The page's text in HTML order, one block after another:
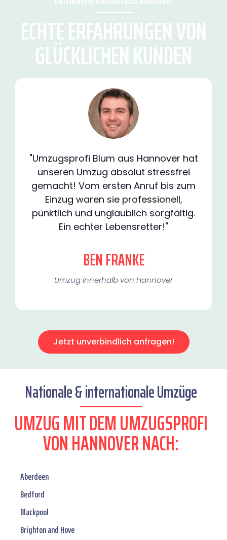
ECHTE ERFAHRUNGEN VON
GLÜCKLICHEN KUNDEN
"Umzugsprofi Blum aus Hannover hat
unseren Umzug absolut stressfrei
gemacht! Vom ersten Anruf bis zum
Einzug waren sie professionell,
pünktlich und unglaublich sorgfältig.
Ein echter Lebensretter!"
BEN FRANKE
Umzug innerhalb von Hannover​
Jetzt unverbindlich anfragen!
Nationale & internationale Umzüge
UMZUG MIT DEM UMZUGSPROFI
VON HANNOVER NACH:
Aberdeen
Bedford
Blackpool
Brighton and Hove